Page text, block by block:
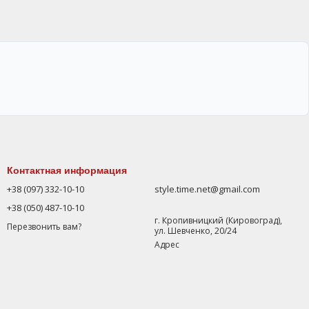
Контактная информация
+38 (097) 332-10-10
+38 (050) 487-10-10
Перезвонить вам?
style.time.net@gmail.com
г. Кропивницкий (Кировоград),
ул. Шевченко, 20/24
Адрес